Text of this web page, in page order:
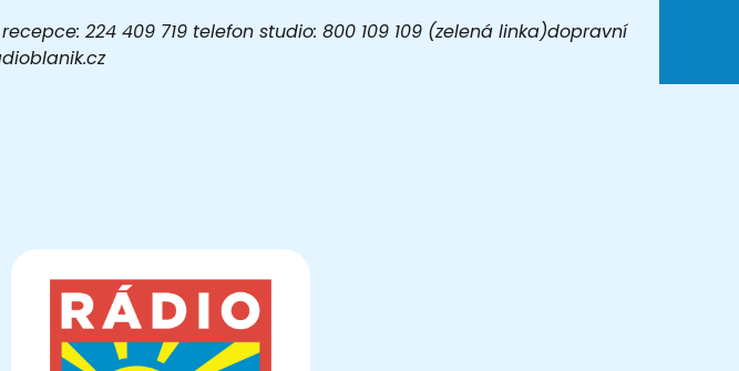
224 409 719 telefon studio: 800 109 109 (zelená linka)dopravní